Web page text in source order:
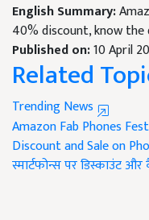
English Summary:
40% discount, know
Published on:10 April
Related
Trending News
Amazon Fab Phones
Discount and Sale on
स्मार्टफोन्स पर डिस्काउंट